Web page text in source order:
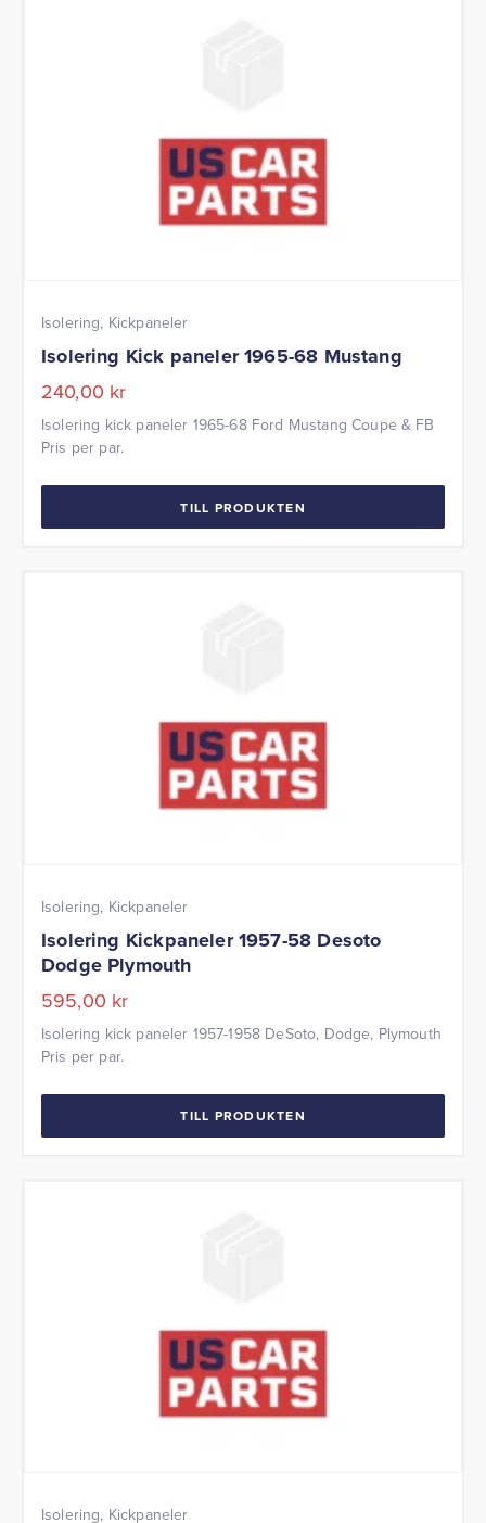
Isolering, Kickpaneler
Isolering Kick paneler 1965-68 Mustang
240,00 kr
Isolering kick paneler 1965-68 Ford Mustang Coupe & FB
Pris per par.
TILL PRODUKTEN
Isolering, Kickpaneler
Isolering Kickpaneler 1957-58 Desoto
Dodge Plymouth
595,00 kr
Isolering kick paneler 1957-1958 DeSoto, Dodge, Plymouth
Pris per par.
TILL PRODUKTEN
Isolering, Kickpaneler